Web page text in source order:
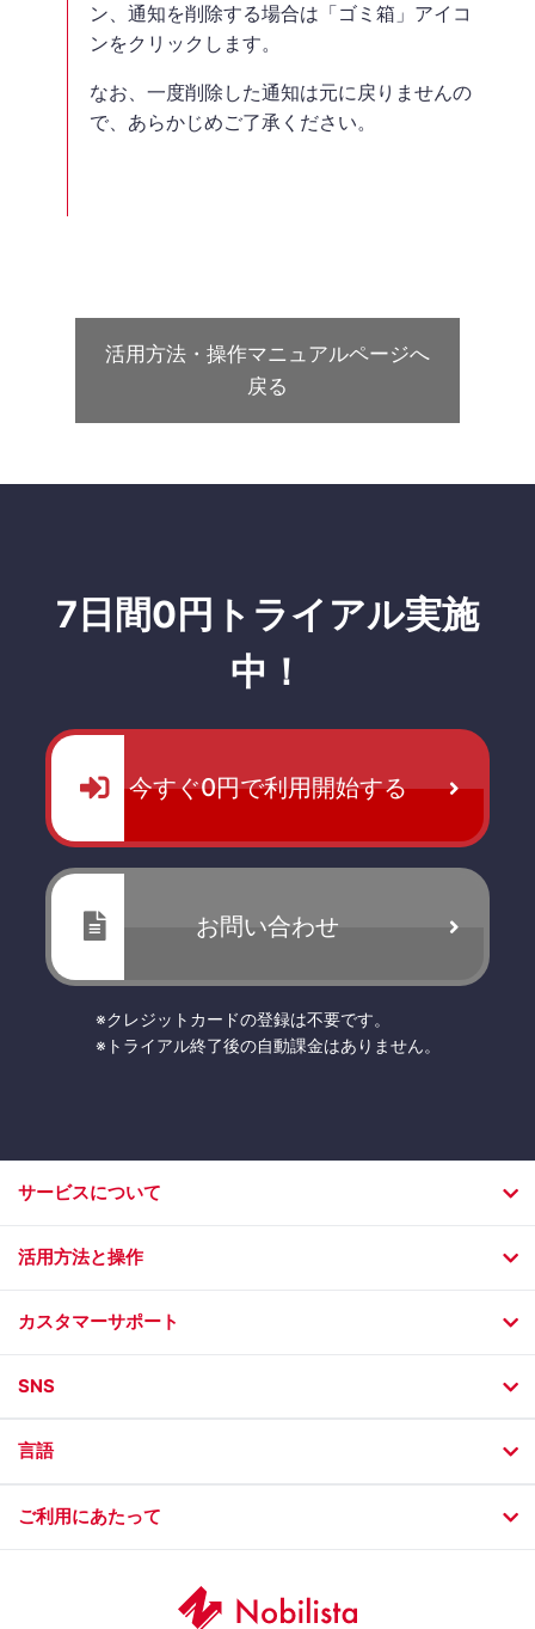
ン、通知を削除する場合は「ゴミ箱」アイコ
ンをクリックします。
なお、一度削除した通知は元に戻りませんの
で、あらかじめご了承ください。
活用方法・操作マニュアルページへ
戻る
7日間0円トライアル実施
中！
今すぐ0円で利用開始する
お問い合わせ
※クレジットカードの登録は不要です。
※トライアル終了後の自動課金はありません。
サービスについて
活用方法と操作
カスタマーサポート
SNS
言語
ご利用にあたって